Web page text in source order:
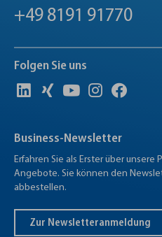
+49 8191 91770
Folgen Sie uns
Business-Newsletter
Erfahren Sie als Erster über
Angebote. Sie können den
abbestellen.
Zur Newsletteranmeldung